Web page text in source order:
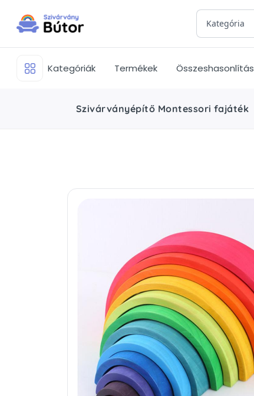
Kategória
Kategóriák Termékek Összeshasonlítás
Szivárványépítő Montessori fajáték